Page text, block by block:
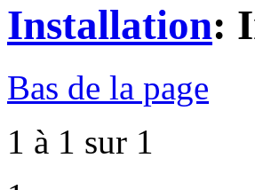
Installation:
Bas de la page
1 à 1 sur 1